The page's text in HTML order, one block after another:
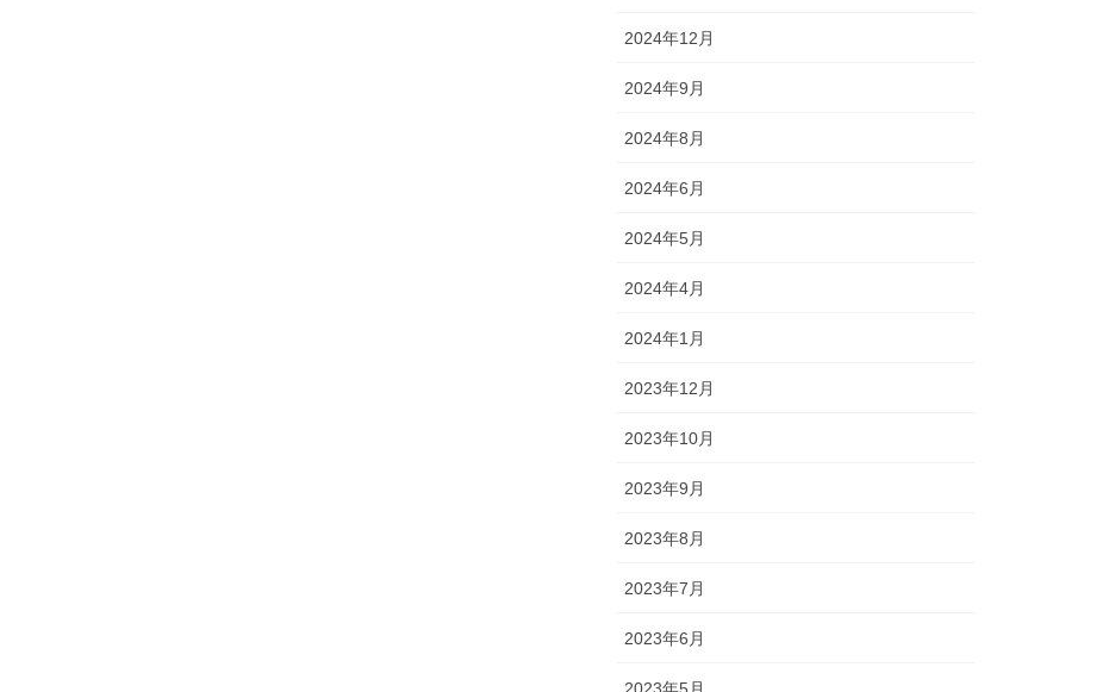
2024年12月
2024年9月
2024年8月
2024年6月
2024年5月
2024年4月
2024年1月
2023年12月
2023年10月
2023年9月
2023年8月
2023年7月
2023年6月